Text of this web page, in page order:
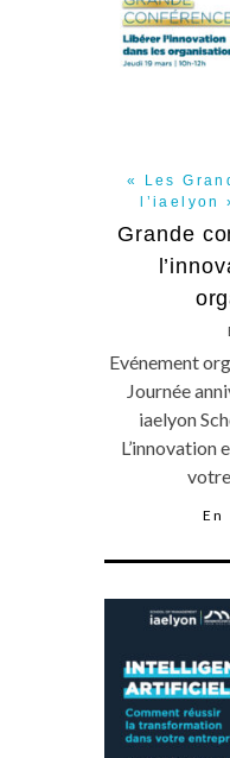
« Les
l’iaelyon
Grande
Evénement
Journée
iaelyon
L’innovation
En